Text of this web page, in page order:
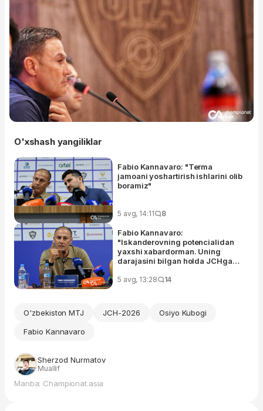
O'xshash yangiliklar
Fabio Kannavaro: "Terma
jamoani yoshartirish ishlarini olib
boramiz"
5 avg, 14:11 8
Fabio Kannavaro:
"Iskanderovning potencialidan
yaxshi xabardorman. Uning
darajasini bilgan holda JCHga
5 avg, 13:28 14
O'zbekiston MTJ JCH-2026
Osiyo Kubogi
Fabio Kannavaro
Sherzod Nurmatov
Muallif
Manba: Championat.asia